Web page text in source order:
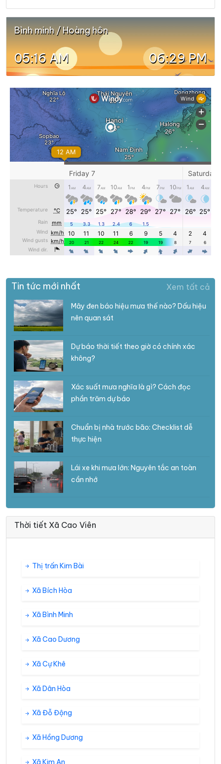
Bình minh / Hoàng hôn
05:16 AM 06:29 PM
Tin tức mới nhất Xem tất cả
Mây đen báo hiệu mưa thế nào? Dấu hiệu
nên quan sát
Dự báo thời tiết theo giờ có chính xác
không?
Xác suất mưa nghĩa là gì? Cách đọc
phần trăm dự báo
Chuẩn bị nhà trước bão: Checklist dễ
thực hiện
Lái xe khi mưa lớn: Nguyên tắc an toàn
cần nhớ
Thời tiết Xã Cao Viên
Thị trấn Kim Bài
Xã Bích Hòa
Xã Bình Minh
Xã Cao Dương
Xã Cự Khê
Xã Dân Hòa
Xã Đỗ Động
Xã Hồng Dương
Xã Kim An